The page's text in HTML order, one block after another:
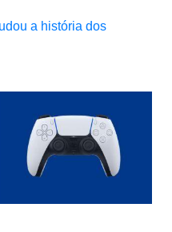
a história dos